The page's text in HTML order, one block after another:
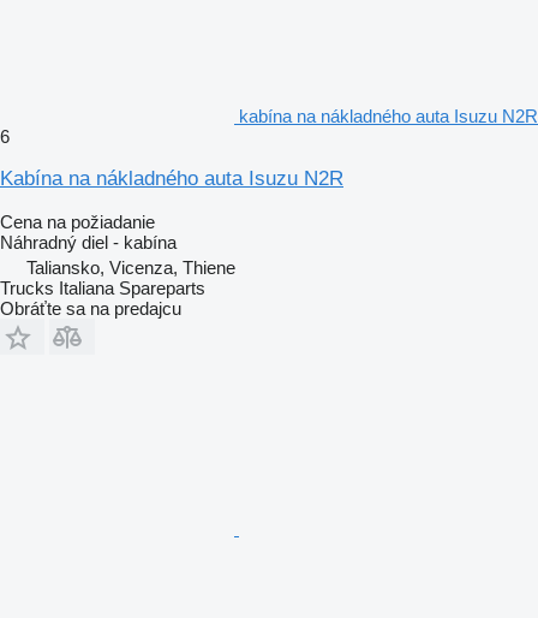
kabína na nákladného auta Isuzu N2R
6
Kabína na nákladného auta Isuzu N2R
Cena na požiadanie
Náhradný diel - kabína
Taliansko, Vicenza, Thiene
Trucks Italiana Spareparts
Obráťte sa na predajcu